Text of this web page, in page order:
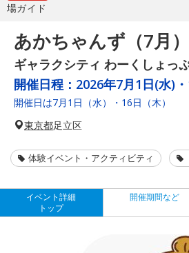
場ガイド
あかちゃんず（7月）
ギャラクシティ わーくしょっ
開催日程： 2026年7月1日(水)
開催日は7月1日（水）・16日（木）
東京都足立区
体験イベント・アクティビティ
イベント詳細
トップ
開催期間など